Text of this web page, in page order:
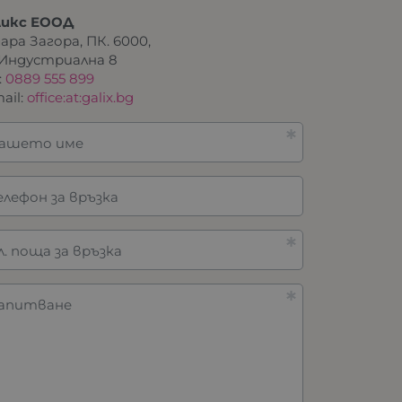
ЕООД
Загора, ПК. 6000,
8
0889 555 899
office:at:galix.bg
име
за връзка
поща за връзка